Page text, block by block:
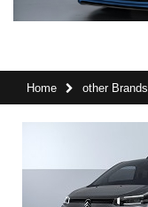
Home other Brands